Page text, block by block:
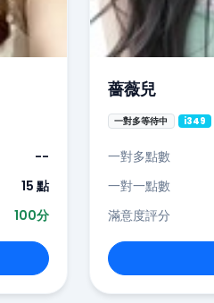
--
15 點
100分
薔薇兒
一對多等待中 i349
一對多點數
一對一點數
滿意度評分